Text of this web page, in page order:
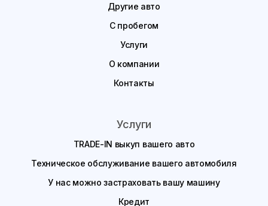
Другие авто
С пробегом
Услуги
О компании
Контакты
Услуги
TRADE-IN выкуп вашего авто
Техническое обслуживание вашего автомобиля
У нас можно застраховать вашу машину
Кредит